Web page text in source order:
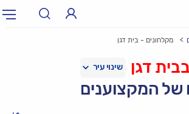
מקלחונים - בית דגן
בבית דגן
של המקצוענים